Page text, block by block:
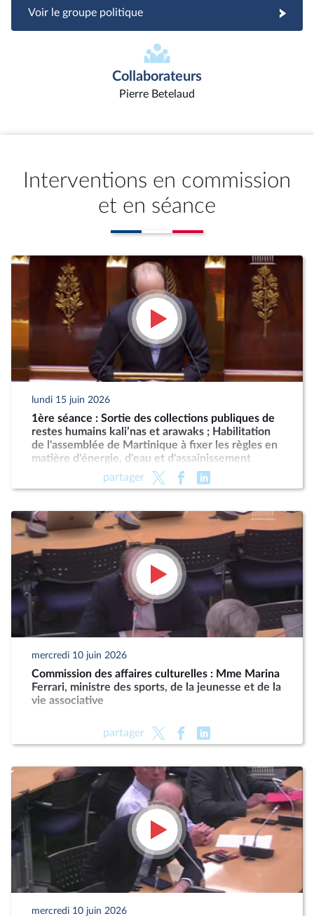
Voir le groupe politique
Collaborateurs
Pierre Betelaud
Interventions en commission
et en séance
lundi 15 juin 2026
1ère séance : Sortie des collections publiques de
restes humains kali’nas et arawaks ; Habilitation
de l'assemblée de Martinique à fixer les règles en
matière d'énergie, d'eau et d'assainissement
partager
mercredi 10 juin 2026
Commission des affaires culturelles : Mme Marina
Ferrari, ministre des sports, de la jeunesse et de la
vie associative
partager
mercredi 10 juin 2026